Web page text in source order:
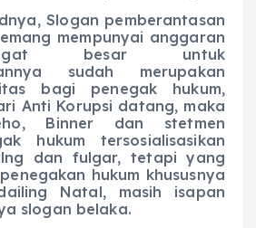
Slogan pemberantasan
mempunyai anggaran
besar untuk
sudah merupakan
bagi penegak hukum,
Anti Korupsi datang, maka
Binner dan stetmen
hukum tersosialisasikan
dan fulgar, tetapi yang
hukum khususnya
Natal, masih isapan
slogan belaka.